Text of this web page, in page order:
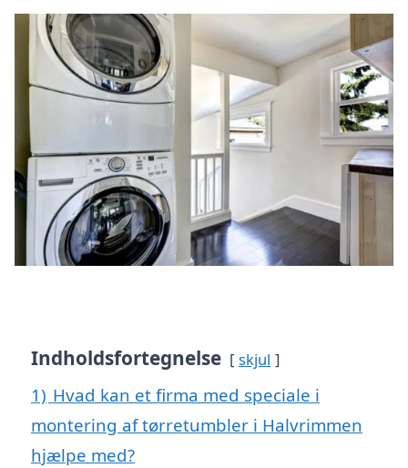
Indholdsfortegnelse skjul
1) Hvad kan et firma med speciale i
montering af tørretumbler i Halvrimmen
hjælpe med?